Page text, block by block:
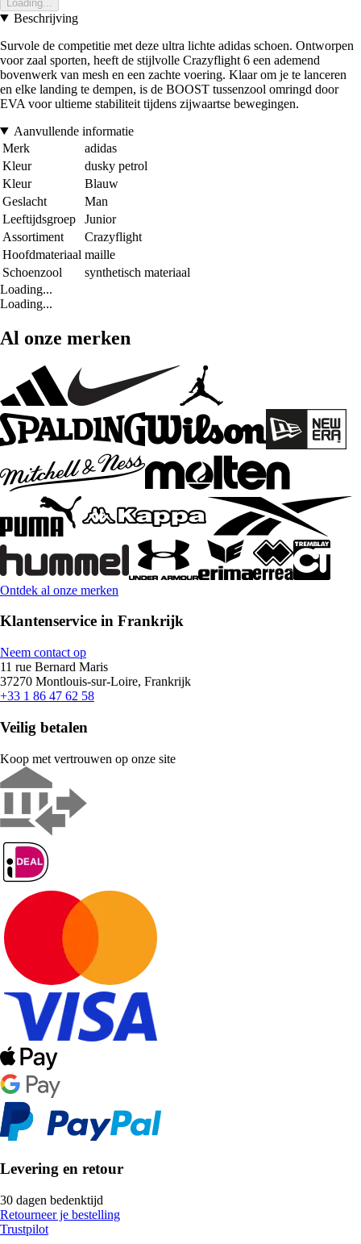
Loading...
Beschrijving
Survole de competitie met deze ultra lichte adidas schoen. Ontworpen
voor zaal sporten, heeft de stijlvolle Crazyflight 6 een ademend
bovenwerk van mesh en een zachte voering. Klaar om je te lanceren
en elke landing te dempen, is de BOOST tussenzool omringd door
EVA voor ultieme stabiliteit tijdens zijwaartse bewegingen.
Aanvullende informatie
Merk
adidas
Kleur
dusky petrol
Kleur
Blauw
Geslacht
Man
Leeftijdsgroep
Junior
Assortiment
Crazyflight
Hoofdmateriaal maille
Schoenzool
synthetisch materiaal
Loading...
Loading...
Al onze merken
Ontdek al onze merken
Klantenservice in Frankrijk
Neem contact op
11 rue Bernard Maris
37270 Montlouis-sur-Loire, Frankrijk
+33 1 86 47 62 58
Veilig betalen
Koop met vertrouwen op onze site
Levering en retour
30 dagen bedenktijd
Retourneer je bestelling
Trustpilot